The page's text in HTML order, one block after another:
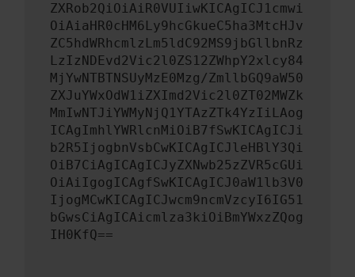
ZXRob2QiOiAiR0VUIiwKICAgICJ1cmwi
OiAiaHR0cHM6Ly9hcGkueC5ha3MtcHJv
ZC5hdWRhcmlzLm5ldC92MS9jbGllbnRz
LzIzNDEvd2Vic2l0ZS12ZWhpY2xlcy84
MjYwNTBTNSUyMzE0Mzg/ZmllbGQ9aW50
ZXJuYWxOdW1iZXImd2Vic2l0ZT02MWZk
MmIwNTJiYWMyNjQ1YTAzZTk4YzIiLAog
ICAgImhlYWRlcnMiOiB7fSwKICAgICJi
b2R5IjogbnVsbCwKICAgICJleHBlY3Qi
OiB7CiAgICAgICJyZXNwb25zZVR5cGUi
OiAiIgogICAgfSwKICAgICJ0aW1lb3V0
IjogMCwKICAgICJwcm9ncmVzcyI6IG51
bGwsCiAgICAicmlza3kiOiBmYWxzZQog
IH0KfQ==